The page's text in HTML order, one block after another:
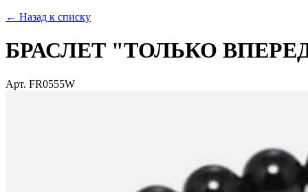
← Назад к списку
БРАСЛЕТ "ТОЛЬКО
Арт. FR0555W